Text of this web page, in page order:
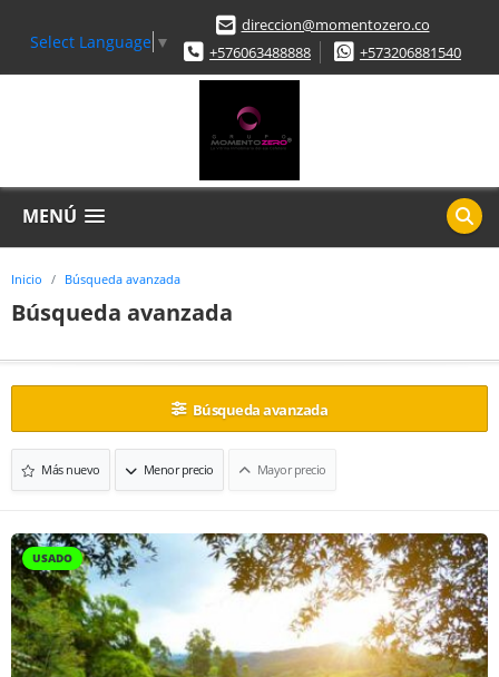
Select Language ▼
direccion@momentozero.co
+576063488888
+573206881540
MENÚ
Inicio Búsqueda avanzada
Búsqueda avanzada
Búsqueda avanzada
Más nuevo Menor precio Mayor precio
USADO